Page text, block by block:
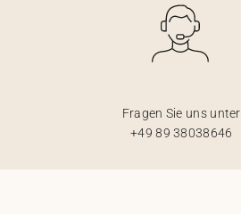
Fragen Sie uns unter
+49 89 38038646